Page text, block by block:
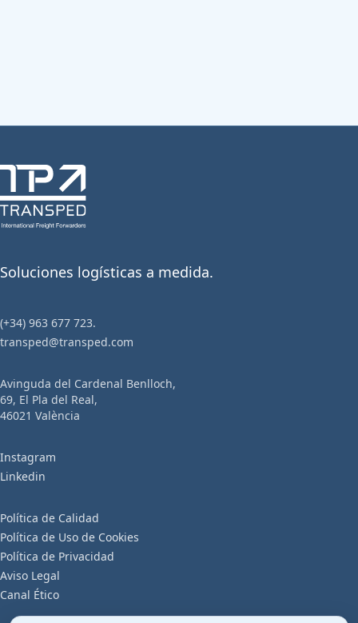
Soluciones logísticas a medida.
(+34) 963 677 723.
transped@transped.com
Avinguda del Cardenal Benlloch,
69, El Pla del Real,
46021 València
Instagram
Linkedin
Política de Calidad
Política de Uso de Cookies
Política de Privacidad
Aviso Legal
Canal Ético